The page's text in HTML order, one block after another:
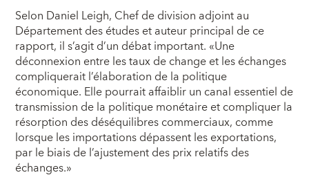
Selon Daniel Leigh, Chef de division adjoint au
Département des études et auteur principal de ce
rapport, il s’agit d’un débat important. «Une
déconnexion entre les taux de change et les échanges
compliquerait l’élaboration de la politique
économique. Elle pourrait affaiblir un canal essentiel de
transmission de la politique monétaire et compliquer la
résorption des déséquilibres commerciaux, comme
lorsque les importations dépassent les exportations,
par le biais de l’ajustement des prix relatifs des
échanges.»